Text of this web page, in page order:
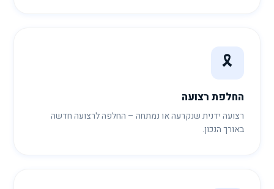
🎗️
החלפת רצועה
רצועה ידנית שנקרעה או נמתחה – החלפה לרצועה חדשה
באורך הנכון.